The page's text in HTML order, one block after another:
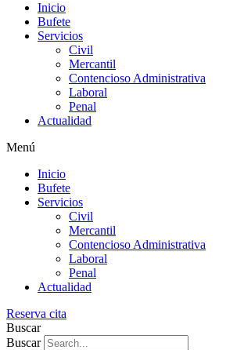
Inicio
Bufete
Servicios
Civil
Mercantil
Contencioso Administrativa
Laboral
Penal
Actualidad
Menú
Inicio
Bufete
Servicios
Civil
Mercantil
Contencioso Administrativa
Laboral
Penal
Actualidad
Reserva cita
Buscar
Buscar